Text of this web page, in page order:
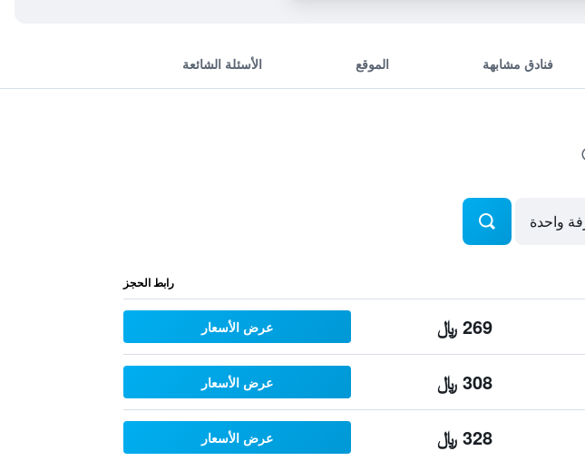
فنادق مشابهة الموقع الأسئلة الشائعة
رابط الحجز
269 ﷼ عرض الأسعار
308 ﷼ عرض الأسعار
328 ﷼ عرض الأسعار